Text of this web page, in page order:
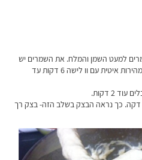
למעט השמן והמלח. את השמרים יש
לפורר בעזרת הידיים. מערבלים במהירות איטית עם וו לישה 6 דקות עד
2 דקות.
דקה. כך נראה הבצק בשלב הזה- בצק רך